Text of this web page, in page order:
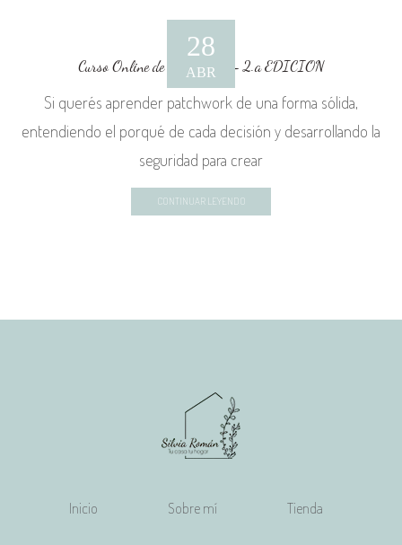
28
ABR
Curso Online de Patchwork – 2.a EDICION
Si querés aprender patchwork de una forma sólida,
entendiendo el porqué de cada decisión y desarrollando la
seguridad para crear
CONTINUAR LEYENDO
Inicio Sobre mí Tienda